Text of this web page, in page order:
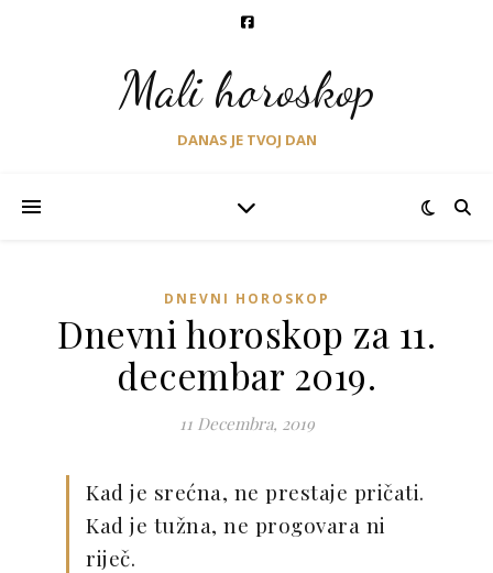
Mali horoskop
DANAS JE TVOJ DAN
DNEVNI HOROSKOP
Dnevni horoskop za 11.
decembar 2019.
11 Decembra, 2019
Kad je srećna, ne prestaje pričati.
Kad je tužna, ne progovara ni
riječ.